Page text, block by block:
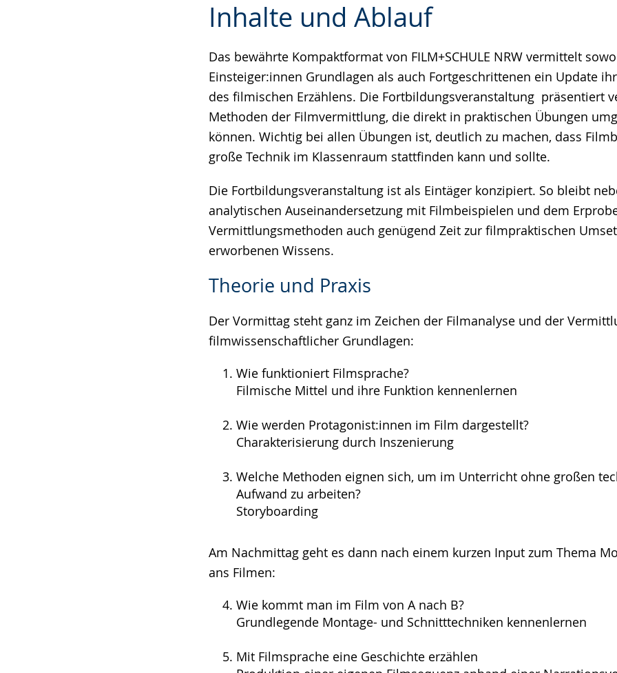
Inhalte und Ablauf
Das bewährte Kompaktformat von FILM+SCHULE NRW vermittelt
Einsteiger:innen Grundlagen als auch Fortgeschrittenen ein Update
des filmischen Erzählens. Die Fortbildungsveranstaltung präsentiert
Methoden der Filmvermittlung, die direkt in praktischen Übungen
können. Wichtig bei allen Übungen ist, deutlich zu machen, dass
große Technik im Klassenraum stattfinden kann und sollte.
Die Fortbildungsveranstaltung ist als Eintäger konzipiert. So bleibt
analytischen Auseinandersetzung mit Filmbeispielen und dem
Vermittlungsmethoden auch genügend Zeit zur filmpraktischen
erworbenen Wissens.
Theorie und Praxis
Der Vormittag steht ganz im Zeichen der Filmanalyse und der
filmwissenschaftlicher Grundlagen:
Wie funktioniert Filmsprache?
Filmische Mittel und ihre Funktion kennenlernen
Wie werden Protagonist:innen im Film dargestellt?
Charakterisierung durch Inszenierung
Welche Methoden eignen sich, um im Unterricht ohne großen
Aufwand zu arbeiten?
Storyboarding
Am Nachmittag geht es dann nach einem kurzen Input zum Thema
ans Filmen:
Wie kommt man im Film von A nach B?
Grundlegende Montage- und Schnitttechniken kennenlernen
Mit Filmsprache eine Geschichte erzählen
Leichten
wechseln.
Audio-
Video
Deutscher
Gebärdensprache
wird
angezeigt.